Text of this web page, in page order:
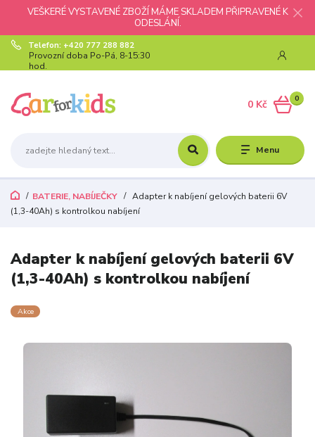
VEŠKERÉ VYSTAVENÉ ZBOŽÍ MÁME SKLADEM PŘIPRAVENÉ K
ODESLÁNÍ.
Menu
Telefon: +420 777 288 882
Provozní doba Po-Pá, 8-15:30
hod.
0
0 Kč
BATERIE, NABÍJEČKY
Adapter k nabíjení gelových baterii 6V
(1,3-40Ah) s kontrolkou nabíjení
Adapter k nabíjení gelových baterii 6V
(1,3-40Ah) s kontrolkou nabíjení
Akce